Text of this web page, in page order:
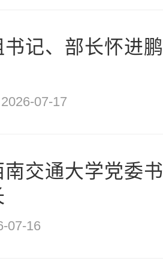
记、部长怀进
2026-07-17
南交通大学党委
07-16